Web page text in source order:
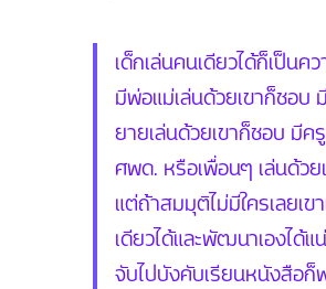
เด็กเล่นคนเดียวได้ก็เป็นค
มีพ่อแม่เล่นด้วยเขาก็ชอบ
ยายเล่นด้วยเขาก็ชอบ มีค
ศพด. หรือเพื่อนๆ เล่นด้วย
แต่ถ้าสมมุติไม่มีใครเลยเข
เดียวได้และพัฒนาเองได้
จับไปบังคับเรียนหนังสือก็